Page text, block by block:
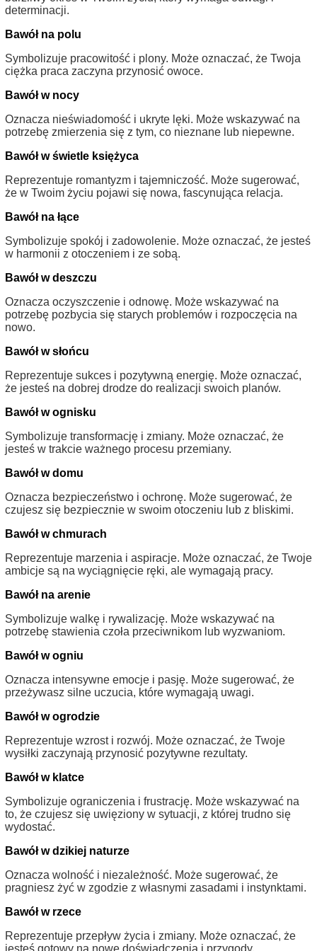
determinacji.
Bawół na polu
Symbolizuje pracowitość i plony. Może oznaczać, że Twoja
ciężka praca zaczyna przynosić owoce.
Bawół w nocy
Oznacza nieświadomość i ukryte lęki. Może wskazywać na
potrzebę zmierzenia się z tym, co nieznane lub niepewne.
Bawół w świetle księżyca
Reprezentuje romantyzm i tajemniczość. Może sugerować,
że w Twoim życiu pojawi się nowa, fascynująca relacja.
Bawół na łące
Symbolizuje spokój i zadowolenie. Może oznaczać, że jesteś
w harmonii z otoczeniem i ze sobą.
Bawół w deszczu
Oznacza oczyszczenie i odnowę. Może wskazywać na
potrzebę pozbycia się starych problemów i rozpoczęcia na
nowo.
Bawół w słońcu
Reprezentuje sukces i pozytywną energię. Może oznaczać,
że jesteś na dobrej drodze do realizacji swoich planów.
Bawół w ognisku
Symbolizuje transformację i zmiany. Może oznaczać, że
jesteś w trakcie ważnego procesu przemiany.
Bawół w domu
Oznacza bezpieczeństwo i ochronę. Może sugerować, że
czujesz się bezpiecznie w swoim otoczeniu lub z bliskimi.
Bawół w chmurach
Reprezentuje marzenia i aspiracje. Może oznaczać, że Twoje
ambicje są na wyciągnięcie ręki, ale wymagają pracy.
Bawół na arenie
Symbolizuje walkę i rywalizację. Może wskazywać na
potrzebę stawienia czoła przeciwnikom lub wyzwaniom.
Bawół w ogniu
Oznacza intensywne emocje i pasję. Może sugerować, że
przeżywasz silne uczucia, które wymagają uwagi.
Bawół w ogrodzie
Reprezentuje wzrost i rozwój. Może oznaczać, że Twoje
wysiłki zaczynają przynosić pozytywne rezultaty.
Bawół w klatce
Symbolizuje ograniczenia i frustrację. Może wskazywać na
to, że czujesz się uwięziony w sytuacji, z której trudno się
wydostać.
Bawół w dzikiej naturze
Oznacza wolność i niezależność. Może sugerować, że
pragniesz żyć w zgodzie z własnymi zasadami i instynktami.
Bawół w rzece
Reprezentuje przepływ życia i zmiany. Może oznaczać, że
jesteś gotowy na nowe doświadczenia i przygody.